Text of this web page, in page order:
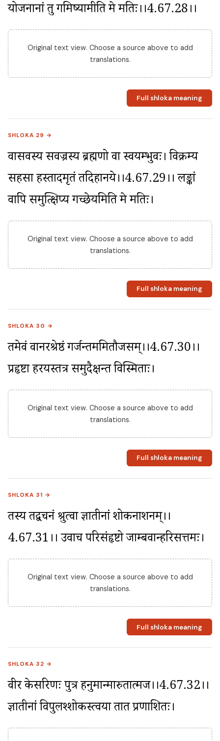
योजनानां तु गमिष्यामीति मे मतिः।।4.67.28।।
Original text view. Choose a source above to add
translations.
Full shloka meaning
SHLOKA 29 →
वासवस्य सवज्रस्य ब्रह्मणो वा स्वयम्भुवः। विक्रम्य
सहसा हस्तादमृतं तदिहानये।।4.67.29।। लङ्कां
वापि समुत्क्षिप्य गच्छेयमिति मे मतिः।
Original text view. Choose a source above to add
translations.
Full shloka meaning
SHLOKA 30 →
तमेवं वानरश्रेष्ठं गर्जन्तममितौजसम्।।4.67.30।।
प्रहृष्टा हरयस्तत्र समुदैक्षन्त विस्मिताः।
Original text view. Choose a source above to add
translations.
Full shloka meaning
SHLOKA 31 →
तस्य तद्वचनं श्रुत्वा ज्ञातीनां शोकनाशनम्।।
4.67.31।। उवाच परिसंहृष्टो जाम्बवान्हरिसत्तमः।
Original text view. Choose a source above to add
translations.
Full shloka meaning
SHLOKA 32 →
वीर केसरिणः पुत्र हनुमान्मारुतात्मज।।4.67.32।।
ज्ञातीनां विपुलश्शोकस्त्वया तात प्रणाशितः।